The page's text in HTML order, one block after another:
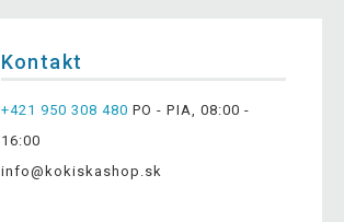
Kontakt
+421 950 308 480 PO - PIA, 08:00 -
16:00
info@kokiskashop.sk